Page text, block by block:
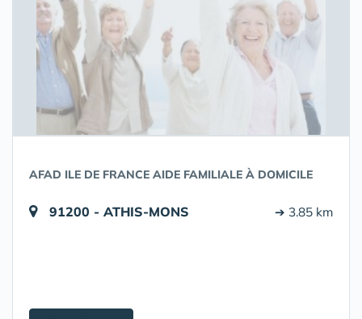
AFAD ILE DE FRANCE AIDE FAMILIALE À DOMICILE
91200 - ATHIS-MONS ➔ 3.85 km